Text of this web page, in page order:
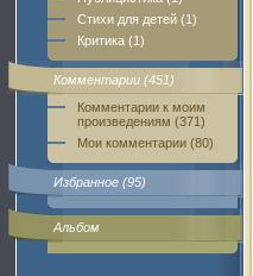
Стихи для детей (1)
Критика (1)
Комментарии (451)
Комментарии к моим
произведениям (371)
Мои комментарии (80)
Избранное (95)
Альбом